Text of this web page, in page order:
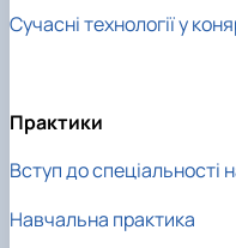
Сучасні технології у
Практики
Вступ до спеціальності
Навчальна практика